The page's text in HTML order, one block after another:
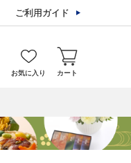
ご利用ガイド
お気に入り カート